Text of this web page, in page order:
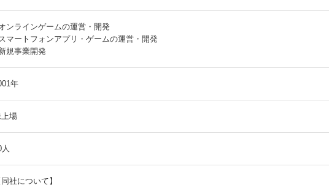
ンラインゲームの運営・開発
マートフォンアプリ・ゲームの運営・開発
規事業開発
年
場
同社について】